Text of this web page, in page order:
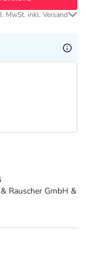
Rauscher GmbH &
MwSt. inkl. Versand